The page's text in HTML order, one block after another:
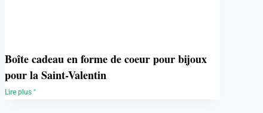
Boîte cadeau en forme de coeur pour bijoux
pour la Saint-Valentin
Lire plus "